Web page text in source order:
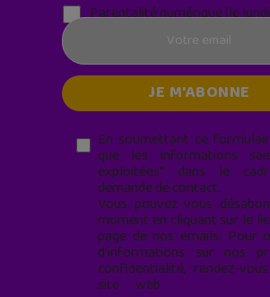
Parentalité numérique (le
En soumettant ce
que les informations
exploitées* dans le
demande de contact.
Vous pouvez vous
moment en cliquant sur le
page de nos emails. Pour
d'informations sur nos
confidentialité, rendez-
site web